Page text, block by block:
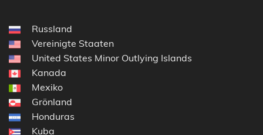
Russland
Vereinigte Staaten
United States Minor Outlying Islands
Kanada
Mexiko
Grönland
Honduras
Kuba